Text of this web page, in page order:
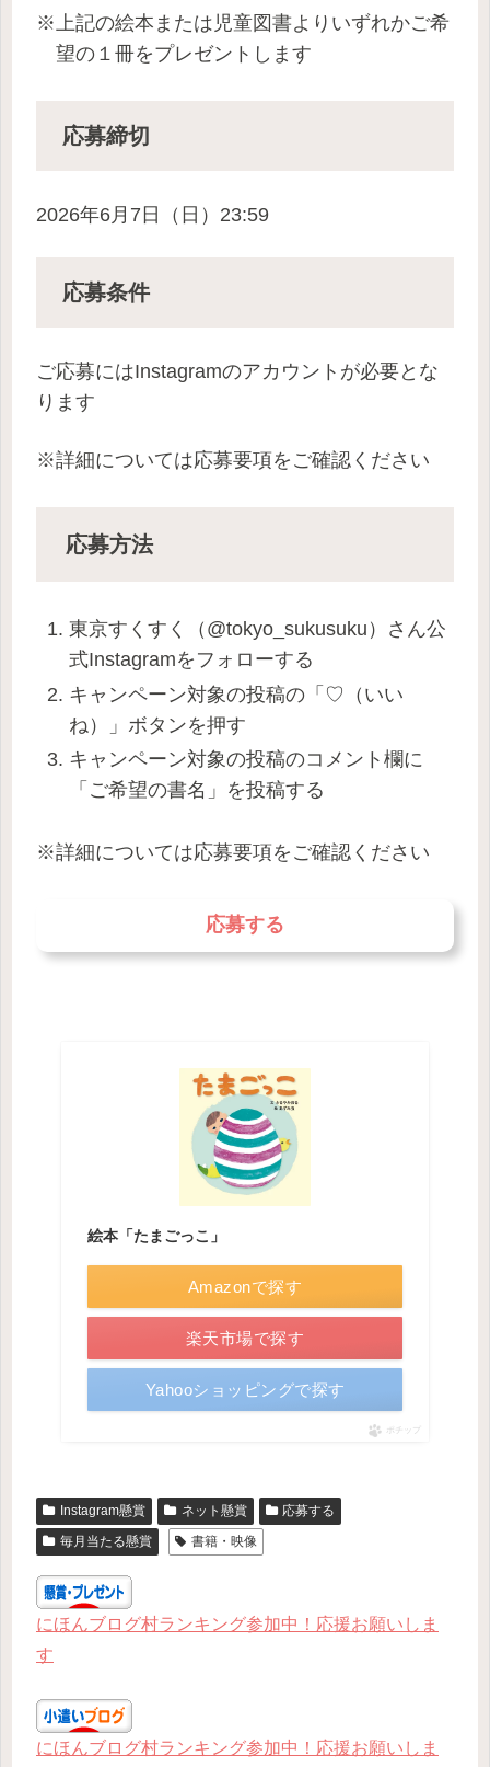
※上記の絵本または児童図書よりいずれかご希
望の１冊をプレゼントします
応募締切
2026年6月7日（日）23:59
応募条件
ご応募にはInstagramのアカウントが必要とな
ります
※詳細については応募要項をご確認ください
応募方法
東京すくすく（@tokyo_sukusuku）さん公
式Instagramをフォローする
キャンペーン対象の投稿の「♡（いい
ね）」ボタンを押す
キャンペーン対象の投稿のコメント欄に
「ご希望の書名」を投稿する
※詳細については応募要項をご確認ください
応募する
絵本「たまごっこ」
Amazonで探す
楽天市場で探す
Yahooショッピングで探す
ポチップ
Instagram懸賞 ネット懸賞
応募する
毎月当たる懸賞
書籍・映像
にほんブログ村ランキング参加中！応援お願いしま
す
にほんブログ村ランキング参加中！応援お願いしま